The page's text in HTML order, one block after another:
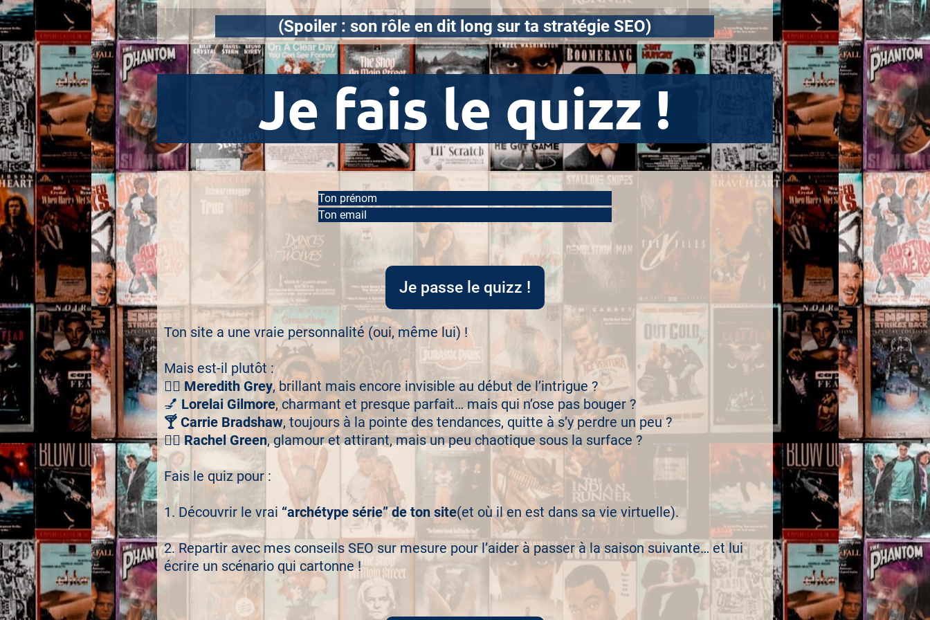
(Spoiler : son rôle en dit long sur ta stratégie SEO)
Je fais le quizz !
Ton prénom
Ton email
Je passe le quizz !
Ton site a une vraie personnalité (oui, même lui) !
Mais est-il plutôt :
🧑‍⚕️ Meredith Grey, brillant mais encore invisible au début de l’intrigue ?
💅 Lorelai Gilmore, charmant et presque parfait… mais qui n’ose pas bouger ?
🍸 Carrie Bradshaw, toujours à la pointe des tendances, quitte à s’y perdre un peu ?
👰‍♀️Rachel Green, glamour et attirant, mais un peu chaotique sous la surface ?
Fais le quiz pour :
1. Découvrir le vrai “archétype série” de ton site(et où il en est dans sa vie virtuelle).
2. Repartir avec mes conseils SEO sur mesure pour l’aider à passer à la saison suivante… et lui
écrire un scénario qui cartonne !